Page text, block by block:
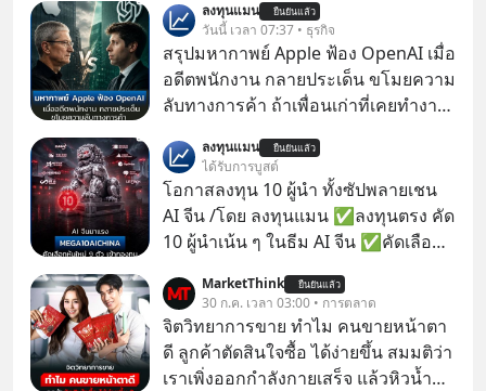
ลงทุนแมน ยืนยันแล้ว
วันนี้ เวลา 07:37 • ธุรกิจ
สรุปมหากาพย์ Apple ฟ้อง OpenAI เมื่อ
อดีตพนักงาน กลายประเด็น ขโมยความ
ลับทางการค้า ถ้าเพื่อนเก่าที่เคยทำงาน
เก่าที่เขาเคยทำไว้ ตอนยังอยู่บริษัท
เดียวกัน
ลงทุนแมน ยืนยันแล้ว
ได้รับการบูสต์
โอกาสลงทุน 10 ผู้นำ ทั้งซัปพลายเชน
AI จีน /โดย ลงทุนแมน ✅ลงทุนตรง คัด
10 ผู้นำเน้น ๆ ในธีม AI จีน ✅คัดเลือก
เจ้าของผู้นำ AI จีน ตั้งแต่โรงงานผลิตชิป
หน่วยความจำ โมเดล AI ยันหุ่นยนต์
✅ได้การรับยกเว้นภาษี Capital Gain
ตามกฎหมายภาษีของประเทศไทย
MarketThink ยืนยันแล้ว
30 ก.ค. เวลา 03:00 • การตลาด
จิตวิทยาการขาย ทำไม คนขายหน้าตา
ดี ลูกค้าตัดสินใจซื้อ ได้ง่ายขึ้น สมมติว่า
เราเพิ่งออกกำลังกายเสร็จ แล้วหิวน้ำ